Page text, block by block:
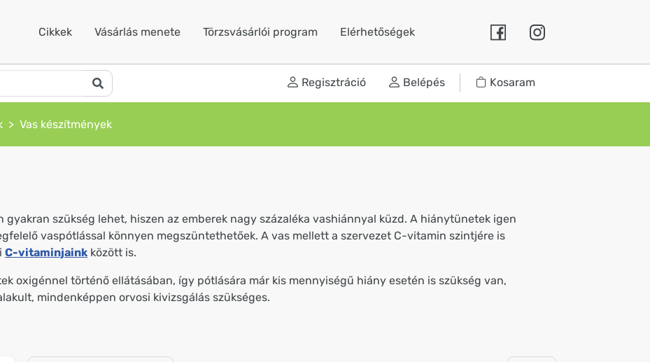
Cikkek Vásárlás menete Törzsvásárlói program Elérhetőségek
Regisztráció Belépés Kosaram
Vas készítmények
gyakran szükség lehet, hiszen az emberek nagy százaléka vashiánnyal küzd. A hiánytünetek igen
vaspótlással könnyen megszüntethetőek. A vas mellett a szervezet C-vitamin szintjére is
C-vitaminjaink között is.
oxigénnel történő ellátásában, így pótlására már kis mennyiségű hiány esetén is szükség van,
mindenképpen orvosi kivizsgálás szükséges.